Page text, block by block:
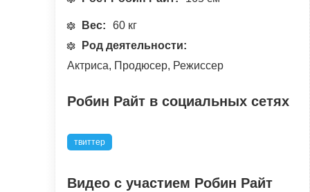
Вес:
60 кг
Род деятельности:
Актриса, Продюсер, Режиссер
Робин Райт в социальных сетях
твиттер
Видео с участием Робин Райт